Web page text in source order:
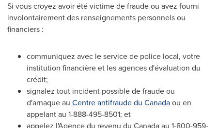
Si vous croyez avoir été victime de fraude ou avez fourni
involontairement des renseignements personnels ou
financiers :
communiquez avec le service de police local, votre
institution financière et les agences d'évaluation du
crédit;
signalez tout incident possible de fraude ou
d'arnaque au Centre antifraude du Canadaou en
appelant au 1-888-495-8501; et